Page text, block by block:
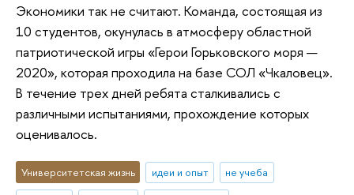
Экономики так не считают. Команда, состоящая из
10 студентов, окунулась в атмосферу областной
патриотической игры «Герои Горьковского моря —
2020», которая проходила на базе СОЛ «Чкаловец».
В течение трех дней ребята сталкивались с
различными испытаниями, прохождение которых
оценивалось.
Университетская жизнь идеи и опыт
не учеба